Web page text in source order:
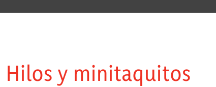
品質
紹介
トッピング
Hilos y minitaquitos